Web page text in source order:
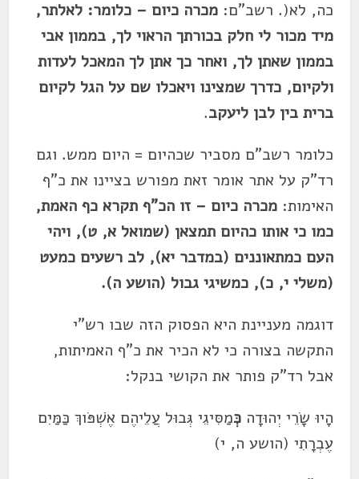
כה, לא(. רשב"ם:מכרה כיום – כלומר: לאלתר,
מיד מכור לי חלק בכורתך הראוי לך, בממון אבי
בממון שאתן לך, ואחר כך אתן לך המאכל לעדות
ולקיום, כדרך שמצינו ויאכלו שם על הגל לקיום
ברית בין לבן ליעקב.
כלומר רשב"ם מסביר שכהיום = היום ממש. וגם
רד"ק על אתר אומר זאת מפורש בציינו את כ"ף
האימות:מכרה כיום – זו הכ"ף תקרא כף האמת,
כמו כי אותו כהיום תמצאן (שמואל א, ט), ויהי
העם כמתאוננים (במדבר יא), לב רשעים כמעט
(משלי י, כ), כמשיגי גבול (הושע ה).
דוגמה מעניינת היא הפסוק הזה שבו רש"י
התקשה בצורה כי לא הכיר את כ"ף האמיתות,
אבל רד"ק פותר את הקושי בנקל:
הָיוּ שָׂרֵי יְהוּדָהכְּמַסִּיגֵי גְּבוּל עֲלֵיהֶם אֶשְׁפֹּוךְ כַּמַּיִם
עֶבְרָתִי (הושע ה, י)